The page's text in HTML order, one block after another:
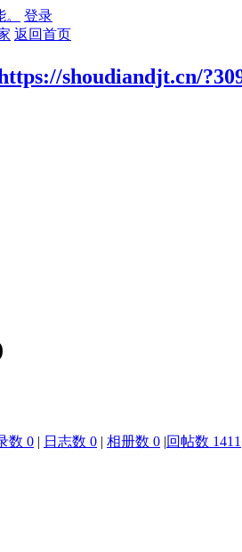
登录
返回首页
shoudiandjt.cn/
数 0 | 日志数 0 | 相册数 0 |回帖数 1411